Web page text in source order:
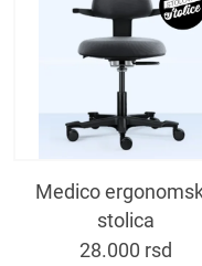
Medico
stolica
28.000 rsd